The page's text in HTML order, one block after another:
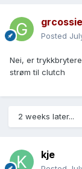
grcossie
Posted
Nei, er
strøm til clutch
2 weeks later...
kje